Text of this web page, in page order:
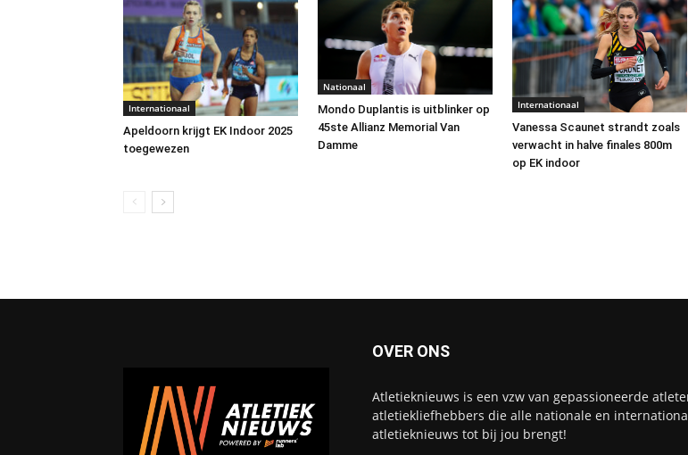
Internationaal
Apeldoorn krijgt EK Indoor 2025
toegewezen
Nationaal
Mondo Duplantis is uitblinker op
45ste Allianz Memorial Van
Damme
Internationaal
Vanessa Scaunet strandt zoals
verwacht in halve finales 800m
op EK indoor
OVER ONS
Atletieknieuws is een vzw van gepassioneerde
atletiekliefhebbers die alle nationale en
atletieknieuws tot bij jou brengt!